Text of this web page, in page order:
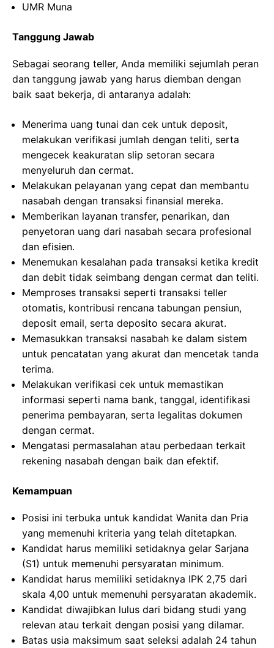
UMR Muna
Tanggung Jawab
Sebagai seorang teller, Anda memiliki sejumlah peran
dan tanggung jawab yang harus diemban dengan
baik saat bekerja, di antaranya adalah:
Menerima uang tunai dan cek untuk deposit,
melakukan verifikasi jumlah dengan teliti, serta
mengecek keakuratan slip setoran secara
menyeluruh dan cermat.
Melakukan pelayanan yang cepat dan membantu
nasabah dengan transaksi finansial mereka.
Memberikan layanan transfer, penarikan, dan
penyetoran uang dari nasabah secara profesional
dan efisien.
Menemukan kesalahan pada transaksi ketika kredit
dan debit tidak seimbang dengan cermat dan teliti.
Memproses transaksi seperti transaksi teller
otomatis, kontribusi rencana tabungan pensiun,
deposit email, serta deposito secara akurat.
Memasukkan transaksi nasabah ke dalam sistem
untuk pencatatan yang akurat dan mencetak tanda
terima.
Melakukan verifikasi cek untuk memastikan
informasi seperti nama bank, tanggal, identifikasi
penerima pembayaran, serta legalitas dokumen
dengan cermat.
Mengatasi permasalahan atau perbedaan terkait
rekening nasabah dengan baik dan efektif.
Kemampuan
Posisi ini terbuka untuk kandidat Wanita dan Pria
yang memenuhi kriteria yang telah ditetapkan.
Kandidat harus memiliki setidaknya gelar Sarjana
(S1) untuk memenuhi persyaratan minimum.
Kandidat harus memiliki setidaknya IPK 2,75 dari
skala 4,00 untuk memenuhi persyaratan akademik.
Kandidat diwajibkan lulus dari bidang studi yang
relevan atau terkait dengan posisi yang dilamar.
Batas usia maksimum saat seleksi adalah 24 tahun